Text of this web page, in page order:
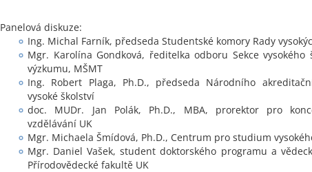
Panelová diskuze:
Ing. Michal Farník, předseda Studentské komory Rady
Mgr. Karolína Gondková, ředitelka odboru Sekce vysokého
výzkumu, MŠMT
Ing. Robert Plaga, Ph.D., předseda Národního
vysoké školství
doc. MUDr. Jan Polák, Ph.D., MBA, prorektor pro
vzdělávání UK
Mgr. Michaela Šmídová, Ph.D., Centrum pro studium
Mgr. Daniel Vašek, student doktorského programu a
Přírodovědecké fakultě UK